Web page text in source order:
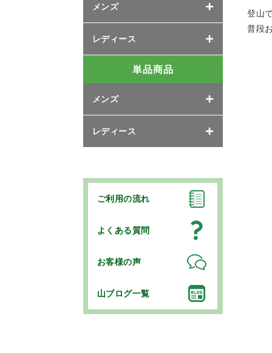
登山
普段
メンズ
レディース
単品商品
メンズ
レディース
ご利用の流れ
よくある質問
お客様の声
山ブログ一覧